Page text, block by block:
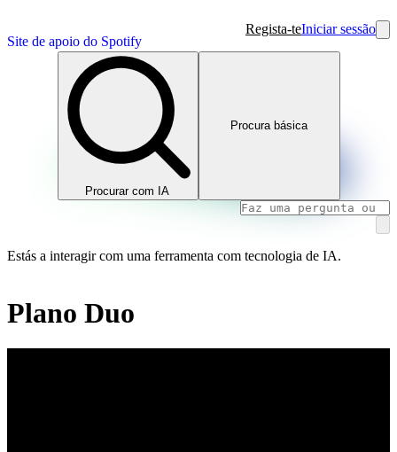
Site de apoio do Spotify
Regista-teIniciar sessão
Procurar com IA
Procura básica
Estás a interagir com uma ferramenta com tecnologia de IA.
Plano Duo